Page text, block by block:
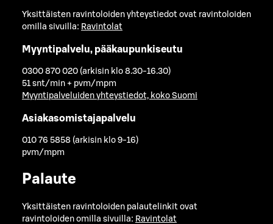
Yksittäisten ravintoloiden yhteystiedot ovat ravintoloiden
omilla sivuilla: Ravintolat
Myyntipalvelu, pääkaupunkiseutu
0300 870 020 (arkisin klo 8.30-16.30)
51 snt/min + pvm/mpm
Myyntipalveluiden yhteystiedot, koko Suomi
Asiakasomistajapalvelu
010 76 5858 (arkisin klo 9-16)
pvm/mpm
Palaute
Yksittäisten ravintoloiden palautelinkit ovat
ravintoloiden omilla sivuilla: Ravintolat